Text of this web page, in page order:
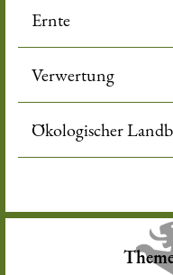
Ernte
Verwertung
Ökologischer